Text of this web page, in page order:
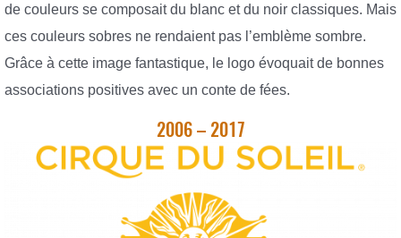
de couleurs se composait du blanc et du noir classiques. Mais
ces couleurs sobres ne rendaient pas l’emblème sombre.
Grâce à cette image fantastique, le logo évoquait de bonnes
associations positives avec un conte de fées.
2006 – 2017